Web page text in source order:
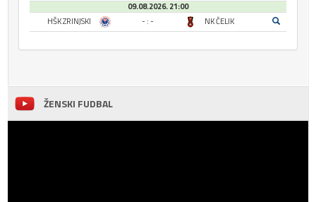
09.08.2026. 21:00
HŠK ZRINJSKI
- : - NK ČELIK
ŽENSKI FUDBAL